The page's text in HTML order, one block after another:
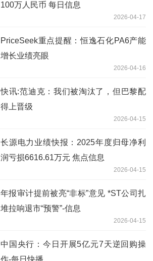
100万人民币 每日信息
2026-04-17
PriceSeek重点提醒：恒逸石化PA6产能
增长业绩亮眼
2026-04-16
快讯:​范迪克：我们被淘汰了，但巴黎配
得上晋级
2026-04-15
长源电力业绩快报：2025年度归母净利
润亏损6616.61万元 焦点信息
2026-04-15
年报审计提前被亮“非标”意见 *ST公司扎
堆拉响退市“预警”-信息
2026-04-15
中国央行：今日开展5亿元7天逆回购操
作-每日快播